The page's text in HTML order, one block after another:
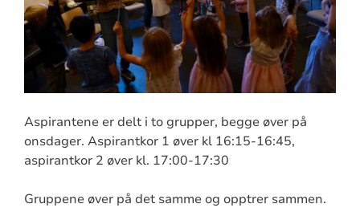
Aspirantene er delt i to grupper, begge øver på
onsdager. Aspirantkor 1 øver kl 16:15-16:45,
aspirantkor 2 øver kl. 17:00-17:30
Gruppene øver på det samme og opptrer sammen.